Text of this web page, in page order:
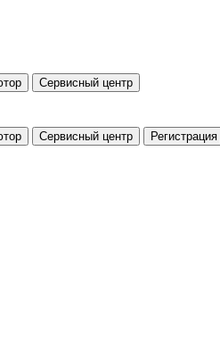
Сервисный центр
Сервисный центр